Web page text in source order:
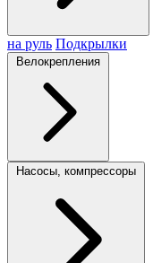
на руль Подкрылки
Велокрепления
Насосы, компрессоры